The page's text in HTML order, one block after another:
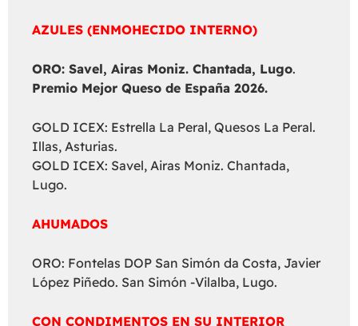
AZULES (ENMOHECIDO INTERNO)
ORO: Savel, Airas Moniz. Chantada, Lugo.
Premio Mejor Queso de España 2026.
GOLD ICEX: Estrella La Peral, Quesos La Peral.
Illas, Asturias.
GOLD ICEX: Savel, Airas Moniz. Chantada,
Lugo.
AHUMADOS
ORO: Fontelas DOP San Simón da Costa, Javier
López Piñedo. San Simón -Vilalba, Lugo.
CON CONDIMENTOS EN SU INTERIOR